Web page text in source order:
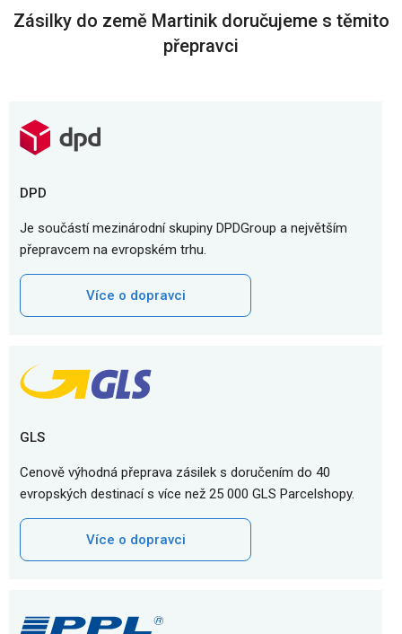
Zásilky do země Martinik doručujeme s těmito
přepravci
DPD
Je součástí mezinárodní skupiny DPDGroup a největším
přepravcem na evropském trhu.
Více o dopravci
GLS
Cenově výhodná přeprava zásilek s doručením do 40
evropských destinací s více než 25 000 GLS Parcelshopy.
Více o dopravci